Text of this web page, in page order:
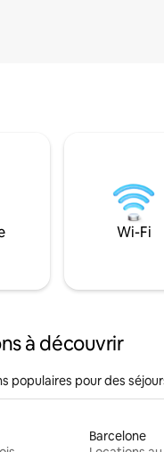
Wi-Fi
à découvrir
populaires pour des
Barcelone